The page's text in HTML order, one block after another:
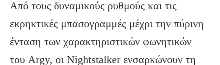
Από τους δυναμικούς ρυθμούς και τις
εκρηκτικές μπασογραμμές μέχρι την πύρινη
ένταση των χαρακτηριστικών φωνητικών
του Argy, οι Nightstalker ενσαρκώνουν τη